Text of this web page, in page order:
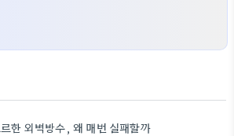
한 외벽방수, 왜 매번 실패할까